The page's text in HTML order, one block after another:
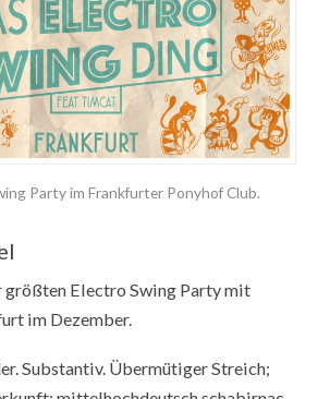
Party im Frankfurter Ponyhof Club.
Electro Swing Party mit
im Dezember.
Substantiv. Übermütiger Streich;